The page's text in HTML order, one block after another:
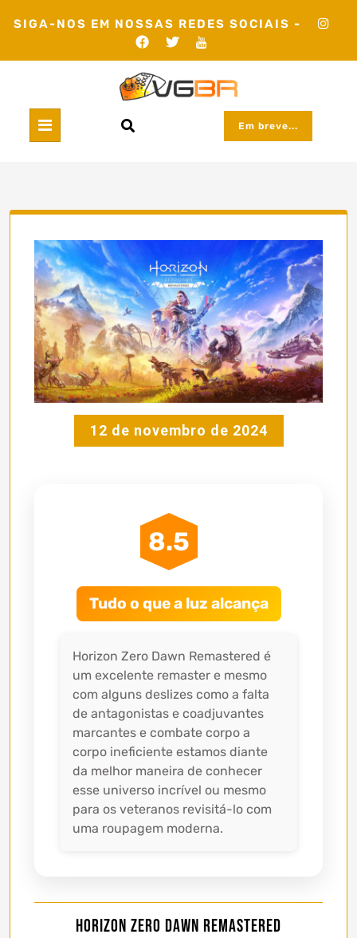
SIGA-NOS EM NOSSAS REDES SOCIAIS -
Em breve...
12 de novembro de 2024
8.5
Tudo o que a luz alcança
Horizon Zero Dawn Remastered é
um excelente remaster e mesmo
com alguns deslizes como a falta
de antagonistas e coadjuvantes
marcantes e combate corpo a
corpo ineficiente estamos diante
da melhor maneira de conhecer
esse universo incrível ou mesmo
para os veteranos revisitá-lo com
uma roupagem moderna.
Horizon Zero Dawn Remastered